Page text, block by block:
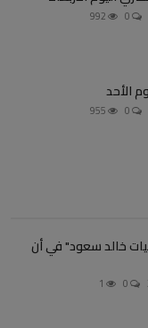
الأحد
خالد سعود" في أن